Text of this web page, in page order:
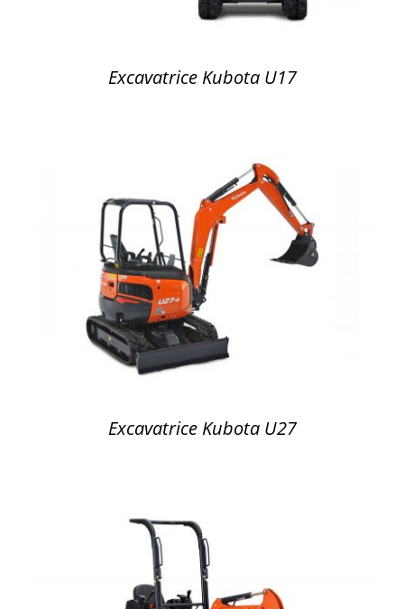
Excavatrice Kubota U17
DÉTAILS
Excavatrice Kubota U27